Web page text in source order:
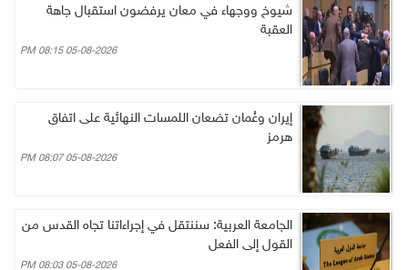
شيوخ ووجهاء في معان يرفضون استقبال جاهة
العقبة
05-08-2026 08:15 PM
إيران وعُمان تضعان اللمسات النهائية على اتفاق
هرمز
05-08-2026 08:07 PM
الجامعة العربية: سننتقل في إجراءاتنا تجاه القدس من
القول إلى الفعل
05-08-2026 08:03 PM